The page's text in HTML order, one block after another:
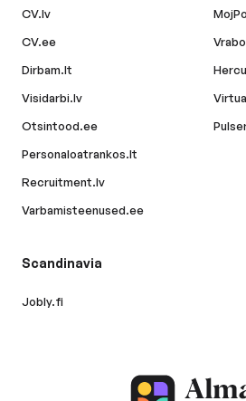
CV.lv
CV.ee
Dirbam.lt
Visidarbi.lv
Otsintood.ee
Personaloatrankos.lt
Recruitment.lv
Varbamisteenused.ee
Scandinavia
Jobly.fi